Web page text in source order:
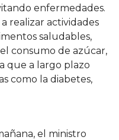
enfermedades.
realizar actividades
saludables,
consumo de azúcar,
que a largo plazo
como la diabetes,
el ministro